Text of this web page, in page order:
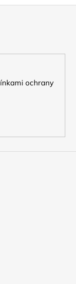
ochrany